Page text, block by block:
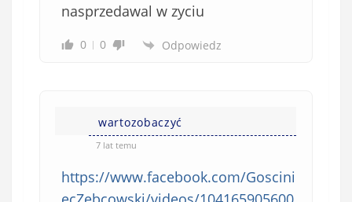
nasprzedawal w zyciu
0 0 Odpowiedz
wartozobaczyć
7 lat temu
https://www.facebook.com/Goscini